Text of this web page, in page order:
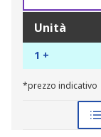
Unità
1 +
*prezzo indicativo